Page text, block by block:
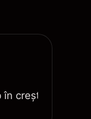
Top în creștere